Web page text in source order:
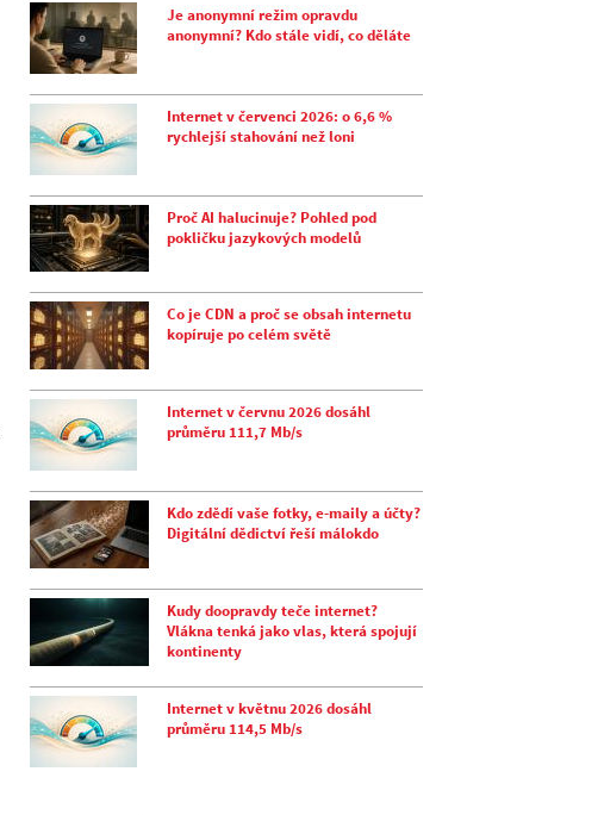
Je anonymní režim opravdu
anonymní? Kdo stále vidí, co děláte
Internet v červenci 2026: o 6,6 %
rychlejší stahování než loni
Proč AI halucinuje? Pohled pod
pokličku jazykových modelů
Co je CDN a proč se obsah internetu
kopíruje po celém světě
Internet v červnu 2026 dosáhl
průměru 111,7 Mb/s
Kdo zdědí vaše fotky, e-maily a účty?
Digitální dědictví řeší málokdo
Kudy doopravdy teče internet?
Vlákna tenká jako vlas, která spojují
kontinenty
Internet v květnu 2026 dosáhl
průměru 114,5 Mb/s